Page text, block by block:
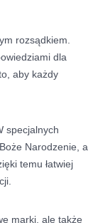
rozsądkiem.
dla
aby każdy
specjalnych
Narodzenie, a
temu łatwiej
marki, ale także